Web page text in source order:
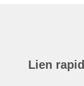
Lien